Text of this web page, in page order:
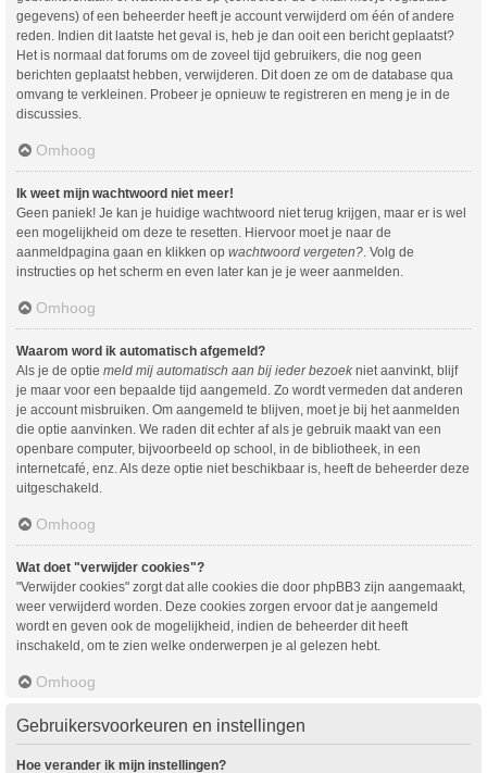
gegevens) of een beheerder heeft je account verwijderd om één of andere
reden. Indien dit laatste het geval is, heb je dan ooit een bericht geplaatst?
Het is normaal dat forums om de zoveel tijd gebruikers, die nog geen
berichten geplaatst hebben, verwijderen. Dit doen ze om de database qua
omvang te verkleinen. Probeer je opnieuw te registreren en meng je in de
discussies.
Omhoog
Ik weet mijn wachtwoord niet meer!
Geen paniek! Je kan je huidige wachtwoord niet terug krijgen, maar er is wel
een mogelijkheid om deze te resetten. Hiervoor moet je naar de
aanmeldpagina gaan en klikken op wachtwoord vergeten?. Volg de
instructies op het scherm en even later kan je je weer aanmelden.
Omhoog
Waarom word ik automatisch afgemeld?
Als je de optie meld mij automatisch aan bij ieder bezoek niet aanvinkt, blijf
je maar voor een bepaalde tijd aangemeld. Zo wordt vermeden dat anderen
je account misbruiken. Om aangemeld te blijven, moet je bij het aanmelden
die optie aanvinken. We raden dit echter af als je gebruik maakt van een
openbare computer, bijvoorbeeld op school, in de bibliotheek, in een
internetcafé, enz. Als deze optie niet beschikbaar is, heeft de beheerder deze
uitgeschakeld.
Omhoog
Wat doet "verwijder cookies"?
"Verwijder cookies" zorgt dat alle cookies die door phpBB3 zijn aangemaakt,
weer verwijderd worden. Deze cookies zorgen ervoor dat je aangemeld
wordt en geven ook de mogelijkheid, indien de beheerder dit heeft
inschakeld, om te zien welke onderwerpen je al gelezen hebt.
Omhoog
Gebruikersvoorkeuren en instellingen
Hoe verander ik mijn instellingen?